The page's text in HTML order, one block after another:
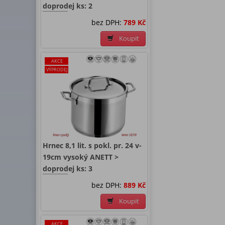
doprodej ks: 2
bez DPH: 789 Kč
Koupit
AKCE
VÝPRODEJ
Hrnec 8,1 lit. s pokl. pr. 24 v-
19cm vysoký ANETT >
doprodej ks: 3
bez DPH: 889 Kč
Koupit